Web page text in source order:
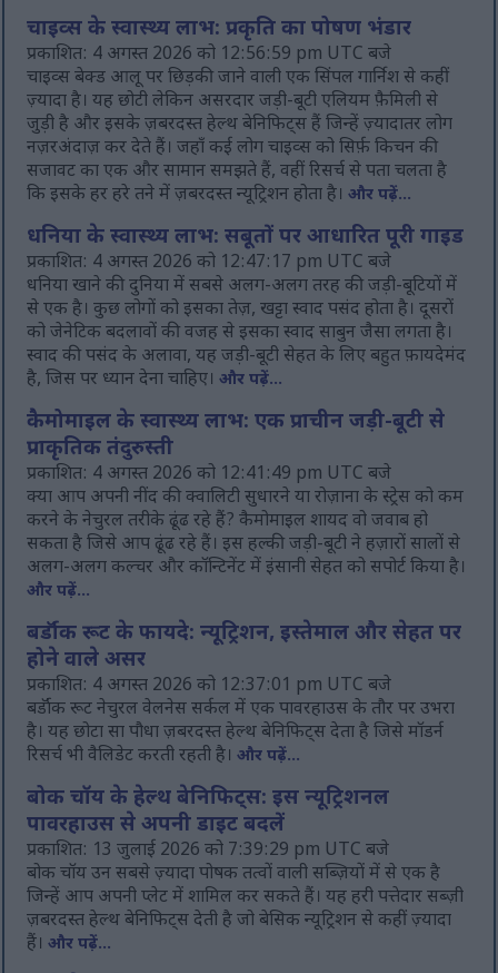
चाइव्स के स्वास्थ्य लाभ: प्रकृति का पोषण भंडार
प्रकाशित: 4 अगस्त 2026 को 12:56:59 pm UTC बजे
चाइव्स बेक्ड आलू पर छिड़की जाने वाली एक सिंपल गार्निश से कहीं
ज़्यादा है। यह छोटी लेकिन असरदार जड़ी-बूटी एलियम फ़ैमिली से
जुड़ी है और इसके ज़बरदस्त हेल्थ बेनिफिट्स हैं जिन्हें ज़्यादातर लोग
नज़रअंदाज़ कर देते हैं। जहाँ कई लोग चाइव्स को सिर्फ़ किचन की
सजावट का एक और सामान समझते हैं, वहीं रिसर्च से पता चलता है
कि इसके हर हरे तने में ज़बरदस्त न्यूट्रिशन होता है।और पढ़ें...
धनिया के स्वास्थ्य लाभ: सबूतों पर आधारित पूरी गाइड
प्रकाशित: 4 अगस्त 2026 को 12:47:17 pm UTC बजे
धनिया खाने की दुनिया में सबसे अलग-अलग तरह की जड़ी-बूटियों में
से एक है। कुछ लोगों को इसका तेज़, खट्टा स्वाद पसंद होता है। दूसरों
को जेनेटिक बदलावों की वजह से इसका स्वाद साबुन जैसा लगता है।
स्वाद की पसंद के अलावा, यह जड़ी-बूटी सेहत के लिए बहुत फ़ायदेमंद
है, जिस पर ध्यान देना चाहिए।और पढ़ें...
कैमोमाइल के स्वास्थ्य लाभ: एक प्राचीन जड़ी-बूटी से
प्राकृतिक तंदुरुस्ती
प्रकाशित: 4 अगस्त 2026 को 12:41:49 pm UTC बजे
क्या आप अपनी नींद की क्वालिटी सुधारने या रोज़ाना के स्ट्रेस को कम
करने के नेचुरल तरीके ढूंढ रहे हैं? कैमोमाइल शायद वो जवाब हो
सकता है जिसे आप ढूंढ रहे हैं। इस हल्की जड़ी-बूटी ने हज़ारों सालों से
अलग-अलग कल्चर और कॉन्टिनेंट में इंसानी सेहत को सपोर्ट किया है।
और पढ़ें...
बर्डॉक रूट के फायदे: न्यूट्रिशन, इस्तेमाल और सेहत पर
होने वाले असर
प्रकाशित: 4 अगस्त 2026 को 12:37:01 pm UTC बजे
बर्डॉक रूट नेचुरल वेलनेस सर्कल में एक पावरहाउस के तौर पर उभरा
है। यह छोटा सा पौधा ज़बरदस्त हेल्थ बेनिफिट्स देता है जिसे मॉडर्न
रिसर्च भी वैलिडेट करती रहती है।और पढ़ें...
बोक चॉय के हेल्थ बेनिफिट्स: इस न्यूट्रिशनल
पावरहाउस से अपनी डाइट बदलें
प्रकाशित: 13 जुलाई 2026 को 7:39:29 pm UTC बजे
बोक चॉय उन सबसे ज़्यादा पोषक तत्वों वाली सब्ज़ियों में से एक है
जिन्हें आप अपनी प्लेट में शामिल कर सकते हैं। यह हरी पत्तेदार सब्ज़ी
ज़बरदस्त हेल्थ बेनिफिट्स देती है जो बेसिक न्यूट्रिशन से कहीं ज़्यादा
हैं।और पढ़ें...